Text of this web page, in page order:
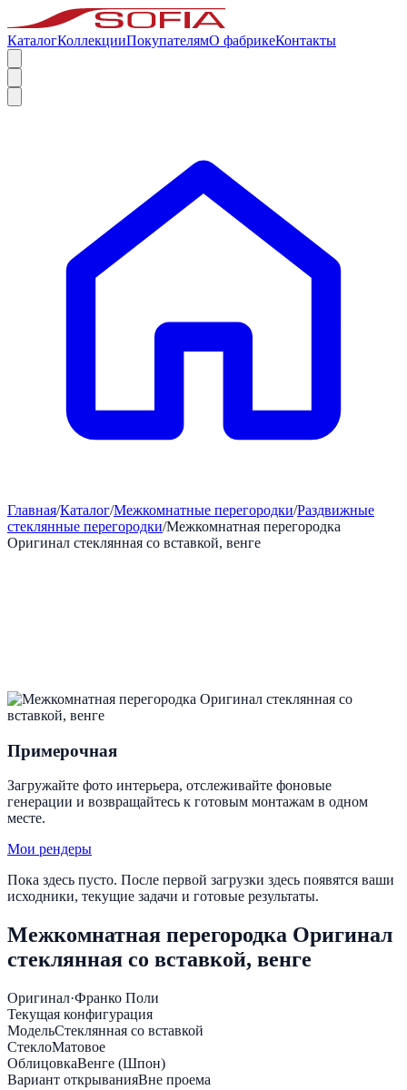
КаталогКоллекцииПокупателямО фабрикеКонтакты
Главная/Каталог/Межкомнатные перегородки/Раздвижные
стеклянные перегородки/Межкомнатная перегородка
Оригинал стеклянная со вставкой, венге
Примерочная
Загружайте фото интерьера, отслеживайте фоновые
генерации и возвращайтесь к готовым монтажам в одном
месте.
Мои рендеры
Пока здесь пусто. После первой загрузки здесь появятся ваши
исходники, текущие задачи и готовые результаты.
Межкомнатная перегородка Оригинал
стеклянная со вставкой, венге
Оригинал·Франко Поли
Текущая конфигурация
МодельСтеклянная со вставкой
СтеклоМатовое
ОблицовкаВенге (Шпон)
Вариант открыванияВне проема